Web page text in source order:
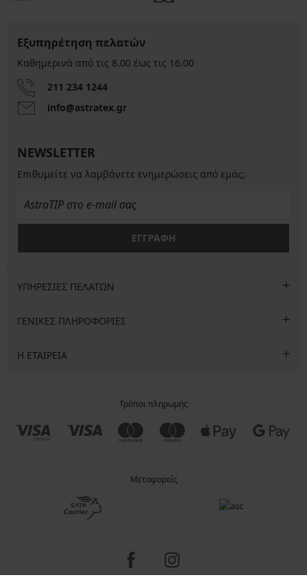
Εξυπηρέτηση πελατών
Καθημερινά από τις 8.00 έως τις 16.00
211 234 1244
info@astratex.gr
NEWSLETTER
Επιθυμείτε να λαμβάνετε ενημερώσεις από εμάς;
ΕΓΓΡΑΦΗ
ΥΠΗΡΕΣΙΕΣ ΠΕΛΑΤΩΝ
ΓΕΝΙΚΕΣ ΠΛΗΡΟΦΟΡΙΕΣ
Η ΕΤΑΙΡΕΙΑ
Τρόποι πληρωμής
Μεταφορείς